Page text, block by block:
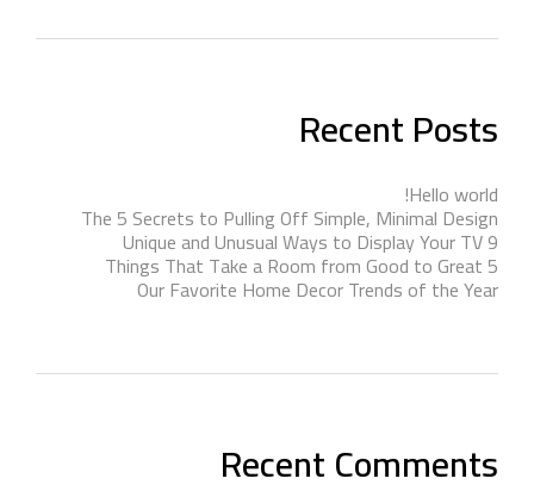
Recent Posts
Hello world!
The 5 Secrets to Pulling Off Simple, Minimal Design
9 Unique and Unusual Ways to Display Your TV
5 Things That Take a Room from Good to Great
Our Favorite Home Decor Trends of the Year
Recent Comments